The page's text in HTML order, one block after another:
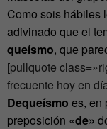
Como sois hábiles
adivinado que el
queísmo, que
[pullquote
frecuente hoy en
Dequeísmo es, en
preposición «de»